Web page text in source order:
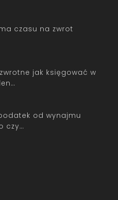
czasu na zwrot
jak księgować w
od wynajmu
czy…